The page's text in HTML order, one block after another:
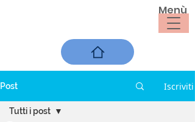
Menù
Post Iscriviti
Tutti i post